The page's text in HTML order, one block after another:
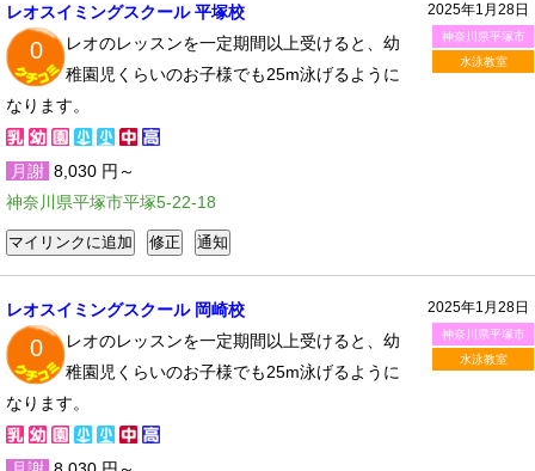
2025年1月28日
神奈川県平塚市
水泳教室
レオスイミングスクール 平塚校
0
レオのレッスンを一定期間以上受けると、幼
稚園児くらいのお子様でも25m泳げるように
なります。
月謝 8,030 円～
神奈川県平塚市平塚5-22-18
2025年1月28日
神奈川県平塚市
水泳教室
レオスイミングスクール 岡崎校
0
レオのレッスンを一定期間以上受けると、幼
稚園児くらいのお子様でも25m泳げるように
なります。